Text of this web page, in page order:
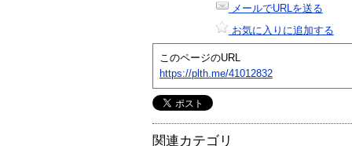
メールでURLを送る
お気に入りに追加する
このページのURL
https://plth.me/41012832
関連カテゴリ